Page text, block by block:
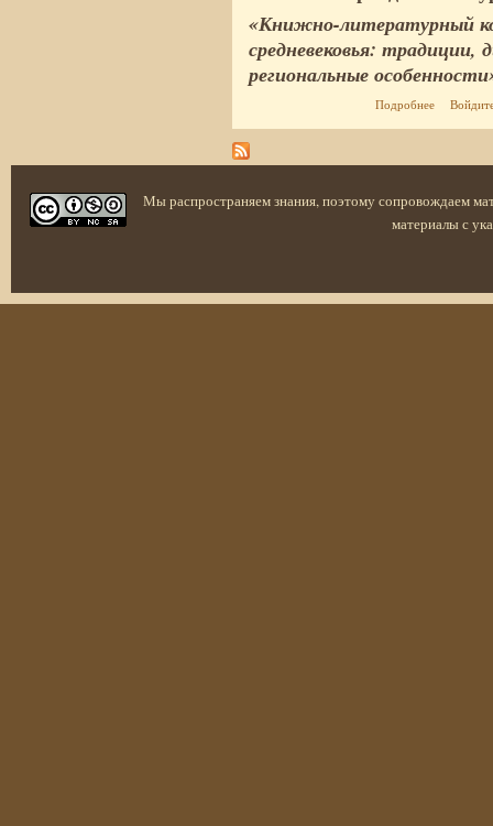
«Книжно-литературный
средневековья: традиции,
региональные
Подробнее о Доклад
Мы распространяем знания, поэтому сопровождаем
материалы с